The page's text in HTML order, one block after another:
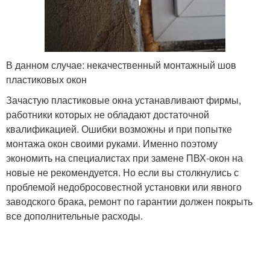
В данном случае: некачественный монтажный шов
пластиковых окон
Зачастую пластиковые окна устанавливают фирмы,
работники которых не обладают достаточной
квалификацией. Ошибки возможны и при попытке
монтажа окон своими руками. Именно поэтому
экономить на специалистах при замене ПВХ-окон на
новые не рекомендуется. Но если вы столкнулись с
проблемой недобросовестной установки или явного
заводского брака, ремонт по гарантии должен покрыть
все дополнительные расходы.